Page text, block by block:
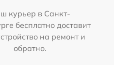
курьер в Санкт-
бесплатно доставит
на ремонт и
обратно.